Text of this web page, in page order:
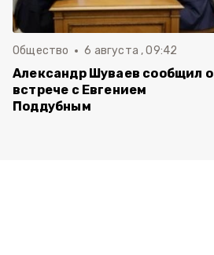
Общество 6 августа , 09:42
Александр Шуваев сообщил о
встрече с Евгением
Поддубным